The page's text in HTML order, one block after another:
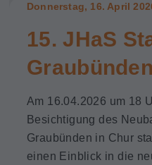
Donnerstag, 16. April
15. JHaS
Graubünden
Am 16.04.2026 um 18
Besichtigung des
Graubünden in Chur
einen Einblick in die